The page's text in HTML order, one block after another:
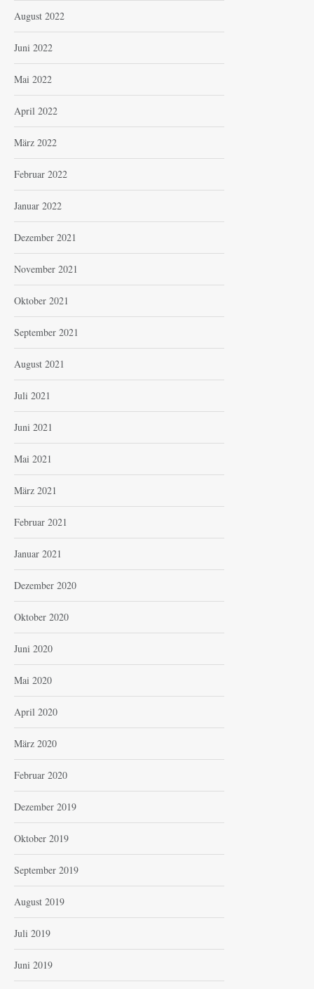
August 2022
Juni 2022
Mai 2022
April 2022
März 2022
Februar 2022
Januar 2022
Dezember 2021
November 2021
Oktober 2021
September 2021
August 2021
Juli 2021
Juni 2021
Mai 2021
März 2021
Februar 2021
Januar 2021
Dezember 2020
Oktober 2020
Juni 2020
Mai 2020
April 2020
März 2020
Februar 2020
Dezember 2019
Oktober 2019
September 2019
August 2019
Juli 2019
Juni 2019